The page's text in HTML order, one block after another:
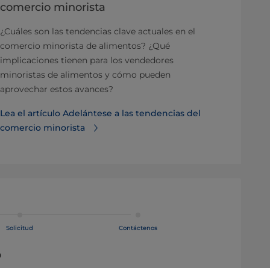
comercio minorista
¿Cuáles son las tendencias clave actuales en el
comercio minorista de alimentos? ¿Qué
implicaciones tienen para los vendedores
minoristas de alimentos y cómo pueden
aprovechar estos avances?
Lea el artículo Adelántese a las tendencias del
comercio minorista
Solicitud Contáctenos